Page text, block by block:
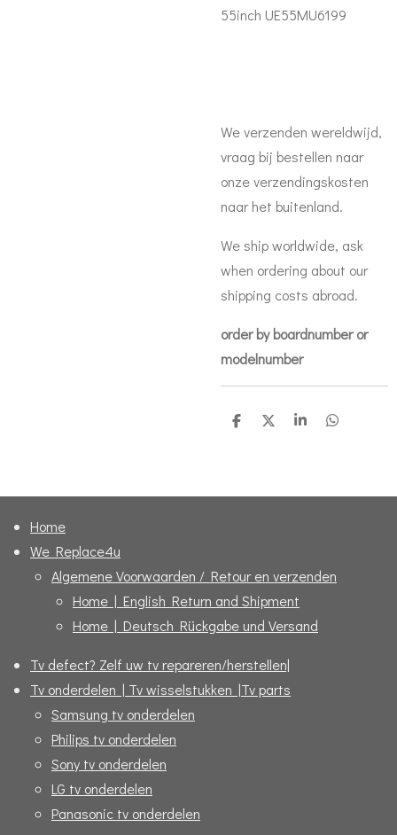
55inch UE55MU6199
We verzenden wereldwijd,
vraag bij bestellen naar
onze verzendingskosten
naar het buitenland.
We ship worldwide, ask
when ordering about our
shipping costs abroad.
order by boardnumber or
modelnumber
D
D
S
D
Home
We Replace4u
Algemene Voorwaarden / Retour en verzenden
Home | English Return and Shipment
Home | Deutsch Rückgabe und Versand
Tv defect? Zelf uw tv repareren/herstellen|
Tv onderdelen | Tv wisselstukken |Tv parts
Samsung tv onderdelen
Philips tv onderdelen
Sony tv onderdelen
LG tv onderdelen
Panasonic tv onderdelen